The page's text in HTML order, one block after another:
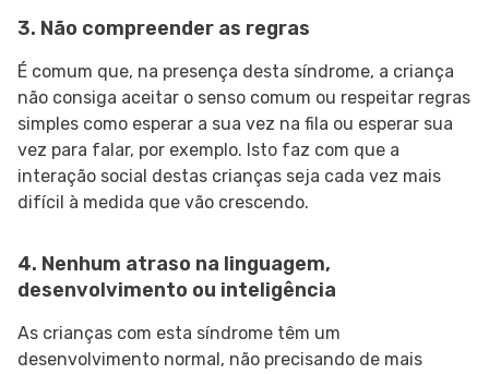
3. Não compreender as regras
É comum que, na presença desta síndrome, a criança
não consiga aceitar o senso comum ou respeitar regras
simples como esperar a sua vez na fila ou esperar sua
vez para falar, por exemplo. Isto faz com que a
interação social destas crianças seja cada vez mais
difícil à medida que vão crescendo.
4. Nenhum atraso na linguagem,
desenvolvimento ou inteligência
As crianças com esta síndrome têm um
desenvolvimento normal, não precisando de mais